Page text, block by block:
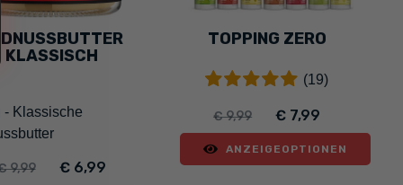
KLASSISCH
- Klassische
9,99 € 6,99
TOPPING ZERO
(19)
€ 9,99 € 7,99
ANZEIGEOPTIONEN